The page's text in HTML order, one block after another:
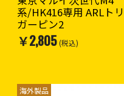
系/HK416専用 ARLトリ
ガーピン2
￥2,805 (税込)
海外製品